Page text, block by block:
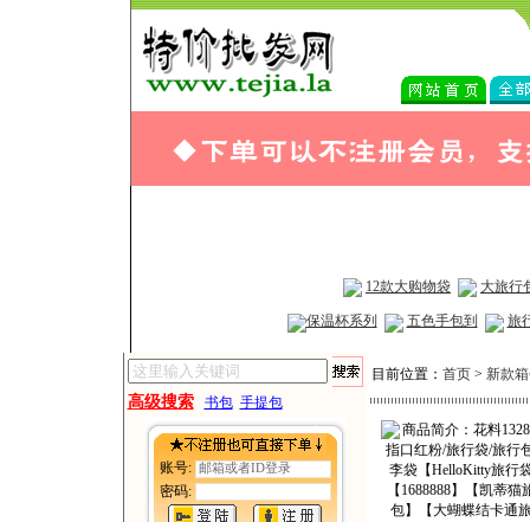
12款大购物袋 大旅行
保温杯系列 五色手包到 旅
高级搜索 书包 手提包
账号:
密码:
目前位置： 首页> 新款